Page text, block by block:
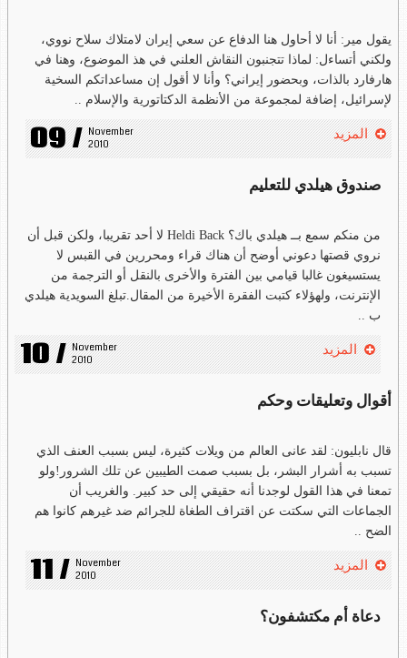
يقول مير: أنا لا أحاول هنا الدفاع عن سعي إيران لامتلاك سلاح نووي،
ولكني أتساءل: لماذا تتجنبون النقاش العلني في هذ الموضوع، وهنا في
هارفارد بالذات، وبحضور إيراني؟ وأنا لا أقول إن مساعداتكم السخية
لإسرائيل، إضافة لمجموعة من الأنظمة الدكتاتورية والإسلام ..
09 / November
2010
المزيد
صندوق هيلدي للتعليم
من منكم سمع بــ هيلدي باك؟ Heldi Back لا أحد تقريبا، ولكن قبل أن
نروي قصتها دعوني أوضح أن هناك قراء ومحررين في القبس لا
يستسيغون غالبا قيامي بين الفترة والأخرى بالنقل أو الترجمة من
الإنترنت، ولهؤلاء كتبت الفقرة الأخيرة من المقال.تبلغ السويدية هيلدي
ب ..
10 / November
2010
المزيد
أقوال وتعليقات وحكم
قال نابليون: لقد عانى العالم من ويلات كثيرة، ليس بسبب العنف الذي
تسبب به أشرار البشر، بل بسبب صمت الطيبين عن تلك الشرور!ولو
تمعنا في هذا القول لوجدنا أنه حقيقي إلى حد كبير. والغريب أن
الجماعات التي سكتت عن اقتراف الطغاة للجرائم ضد غيرهم كانوا هم
الضح ..
11 / November
2010
المزيد
دعاة أم مكتشفون؟